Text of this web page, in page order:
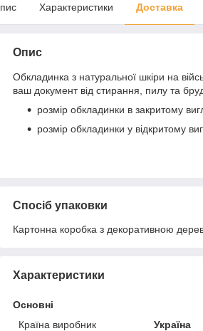
Характеристики Доставка
Опис
Обкладинка з натуральної шкіри на
ваш документ від стирання, пилу та
розмір обкладинки в закритому
розмір обкладинки у відкритому
Спосіб упаковки
Картонна коробка з декоративною
Характеристики
Основні
Країна виробник
Україна